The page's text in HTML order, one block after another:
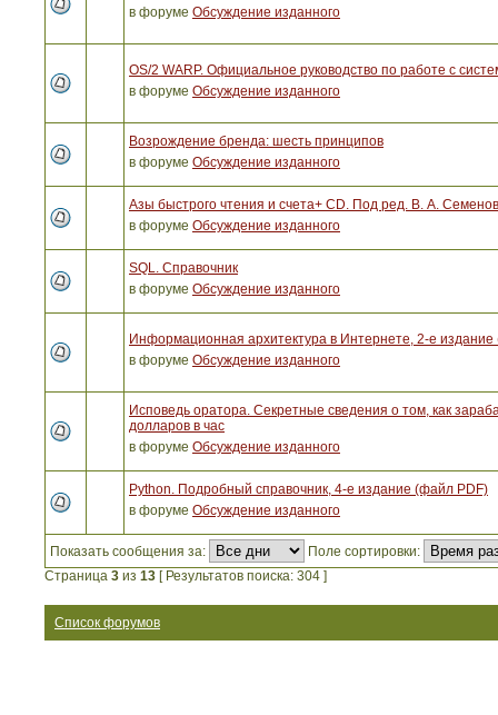
в форуме Обсуждение изданного
OS/2 WARP. Официальное руководство по работе с
в форуме Обсуждение изданного
Возрождение бренда: шесть принципов
в форуме Обсуждение изданного
Азы быстрого чтения и счета+ CD. Под ред. В. А.
в форуме Обсуждение изданного
SQL. Справочник
в форуме Обсуждение изданного
Информационная архитектура в Интернете, 2-е
в форуме Обсуждение изданного
Исповедь оратора. Секретные сведения о том, как
долларов в час
в форуме Обсуждение изданного
Python. Подробный справочник, 4-е издание (файл PDF)
в форуме Обсуждение изданного
Показать сообщения за:
Поле сортировки:
Страница 3 из 13 [ Результатов поиска: 304 ]
Список форумов